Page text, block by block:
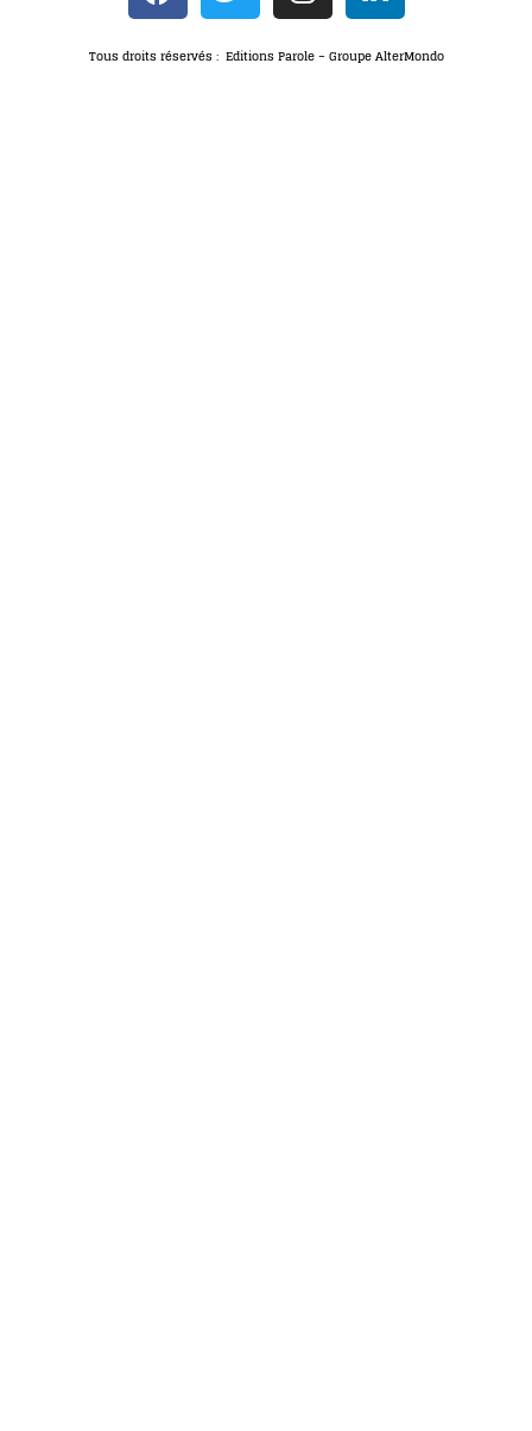
Tous droits réservés : Editions Parole – Groupe AlterMondo